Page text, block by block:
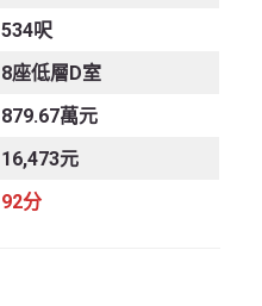
534呎
8座低層D室
879.67萬元
16,473元
92分